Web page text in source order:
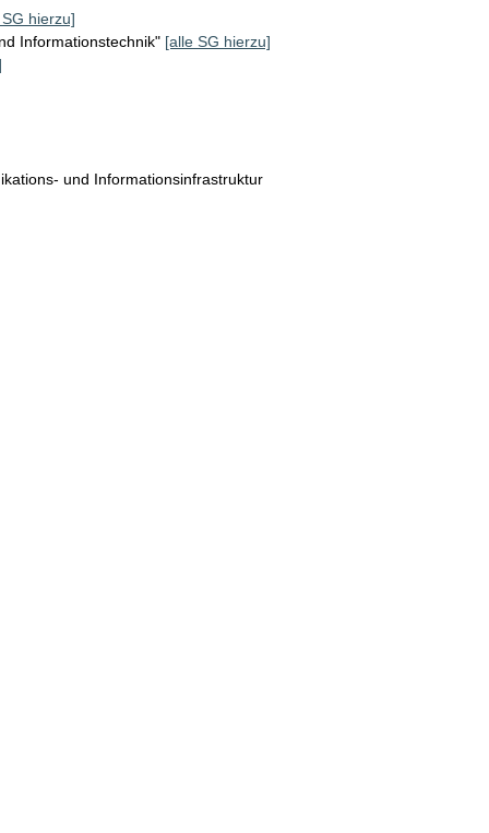
hierzu]
Informationstechnik" [alle SG hierzu]
und Informationsinfrastruktur